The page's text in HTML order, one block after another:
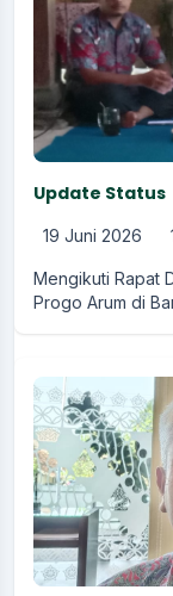
Update Status
19 Juni 2026
Mengikuti Rapat
Progo Arum di